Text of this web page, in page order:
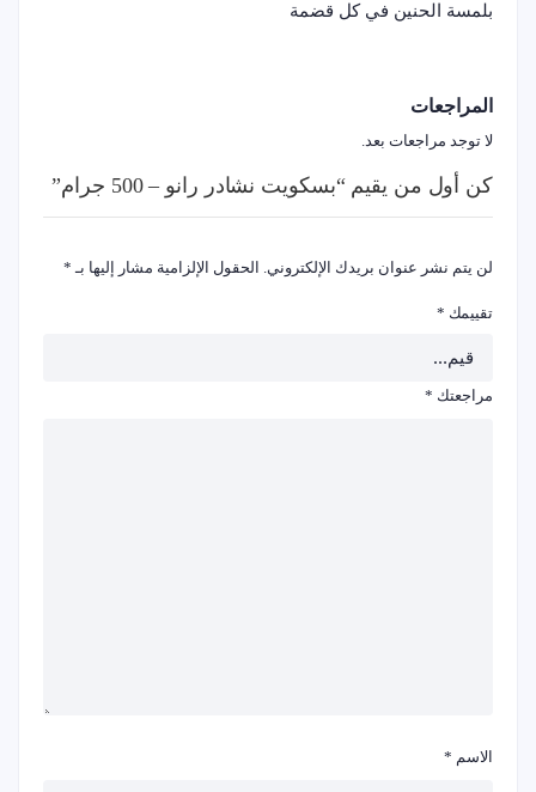
بلمسة الحنين في كل قضمة
المراجعات
لا توجد مراجعات بعد.
كن أول من يقيم “بسكويت نشادر رانو – 500 جرام”
لن يتم نشر عنوان بريدك الإلكتروني. الحقول الإلزامية مشار إليها بـ *
تقييمك *
مراجعتك *
الاسم *